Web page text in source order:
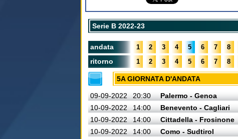
Serie B 2022-23
andata 1 2 3 4 5 6 7 8
ritorno 1 2 3 4 5 6 7 8
5A GIORNATA D'ANDATA
09-09-2022 20:30 Palermo - Genoa
10-09-2022
14:00 Benevento - Cagliari
10-09-2022
14:00 Cittadella - Frosinone
10-09-2022
14:00 Como - Sudtirol